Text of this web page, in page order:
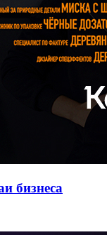
бизнеса